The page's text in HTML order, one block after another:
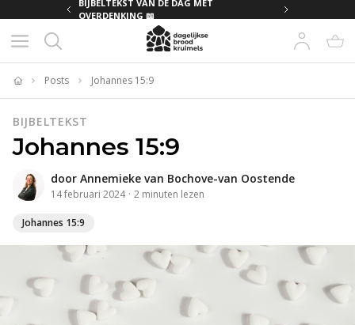
BIJBELTEKST VAN DE DAG MET
OVERDENKING 📖
Home
Posts Johannes 15:9
BIJBELTEKST
Johannes 15:9
door Annemieke van Bochove-van Oostende
14 februari 2024 · 2 minuten lezen
Johannes 15:9